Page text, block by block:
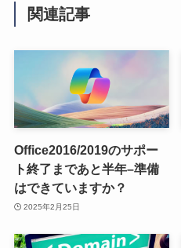
関連記事
Office2016/2019のサポー
ト終了まであと半年–準備
はできていますか？
2025年2月25日